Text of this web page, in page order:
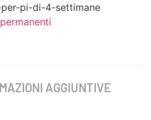
pi-di-4-settimane
AGGIUNTIVE